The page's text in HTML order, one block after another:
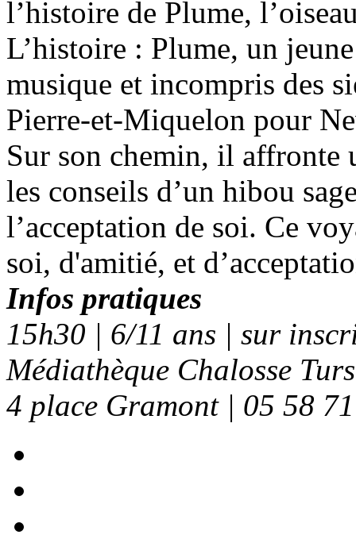
l’histoire de Plume,
L’histoire : Plume, un
musique et incompris des
Pierre-et-Miquelon pour
Sur son chemin, il affronte
les conseils d’un hibou
l’acceptation de soi. Ce
soi, d'amitié, et
Infos pratiques
15h30 | 6/11 ans | sur
Médiathèque Chalosse
4 place Gramont | 05 58